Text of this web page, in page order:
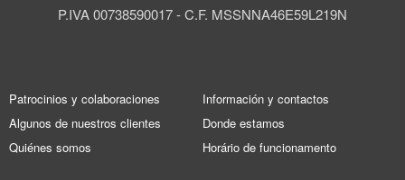
P.IVA 00738590017 - C.F. MSSNNA46E59L219N
Patrocinios y colaboraciones
Algunos de nuestros clientes
Quiénes somos
Información y contactos
Donde estamos
Horário de funcionamento